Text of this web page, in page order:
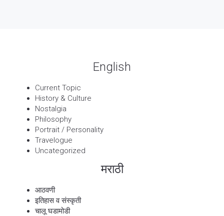
English
Current Topic
History & Culture
Nostalgia
Philosophy
Portrait / Personality
Travelogue
Uncategorized
मराठी
आठवणी
इतिहास व संस्कृती
चालू घडामोडी